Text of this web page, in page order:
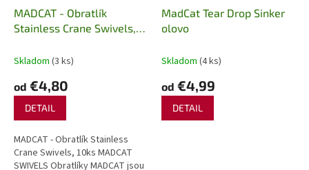
MADCAT - Obratlík
Stainless Crane Swivels,
Skladom (3 ks)
od €4,80
DETAIL
MADCAT - Obratlík Stainless
Crane Swivels, 10ks MADCAT
SWIVELS Obratlíky MADCAT jsou
MadCat Tear Drop Sinker
olovo
Skladom (4 ks)
od €4,99
DETAIL